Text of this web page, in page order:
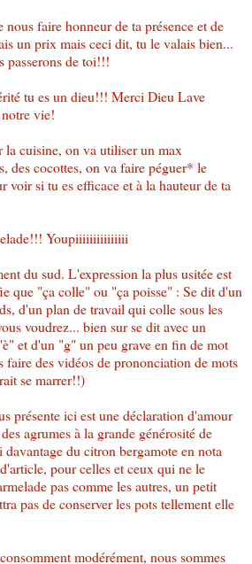
faire honneur de ta présence et de
un prix mais ceci dit, tu le valais bien...
passerons de toi!!!
tu es un dieu!!! Merci Dieu Lave
vie!
la cuisine, on va utiliser un max
des cocottes, on va faire péguer* le
voir si tu es efficace et à la hauteur de ta
Youpiiiiiiiiiiiiiii
du sud. L'expression la plus usitée est
que "ça colle" ou "ça poisse" : Se dit d'un
d'un plan de travail qui colle sous les
voudrez... bien sur se dit avec un
et d'un "g" un peu grave en fin de mot
faire des vidéos de prononciation de mots
se marrer!!)
présente ici est une déclaration d'amour
agrumes à la grande générosité de
du citron bergamote en nota
pour celles et ceux qui ne le
pas comme les autres, un petit
pas de conserver les pots tellement elle
modérément, nous sommes